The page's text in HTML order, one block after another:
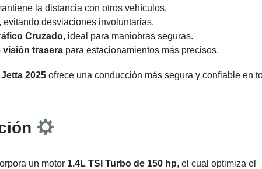
la distancia con otros vehículos.
, evitando desviaciones involuntarias.
Cruzado, ideal para maniobras seguras.
visión trasera para estacionamientos más precisos.
2025 ofrece una conducción más segura y confiable en
un motor 1.4L TSI Turbo de 150 hp, el cual optimiza el